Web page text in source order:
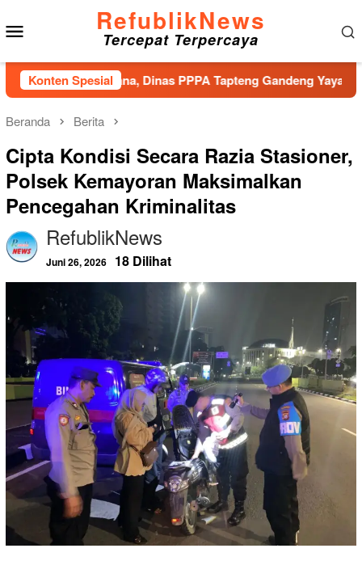
ke
konten
RefublikNews
Tercepat Terpercaya
Konten Spesial
Bencana, Dinas PPPA Tapteng Gandeng Yayasan Pusaka
Beranda Berita
Cipta Kondisi Secara Razia Stasioner,
Polsek Kemayoran Maksimalkan
Pencegahan Kriminalitas
RefublikNews
Juni 26, 2026 18 Dilihat